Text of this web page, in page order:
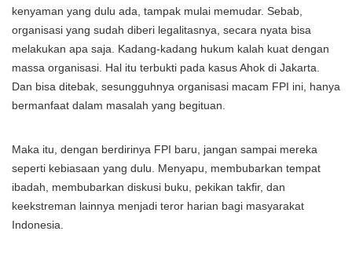
kenyaman yang dulu ada, tampak mulai memudar. Sebab,
organisasi yang sudah diberi legalitasnya, secara nyata bisa
melakukan apa saja. Kadang-kadang hukum kalah kuat dengan
massa organisasi. Hal itu terbukti pada kasus Ahok di Jakarta.
Dan bisa ditebak, sesungguhnya organisasi macam FPI ini, hanya
bermanfaat dalam masalah yang begituan.
Maka itu, dengan berdirinya FPI baru, jangan sampai mereka
seperti kebiasaan yang dulu. Menyapu, membubarkan tempat
ibadah, membubarkan diskusi buku, pekikan takfir, dan
keekstreman lainnya menjadi teror harian bagi masyarakat
Indonesia.